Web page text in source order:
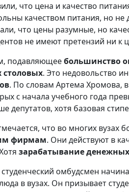
что цена и качество
качеством питания, но
что цены разумные, но
не имеют претензий ни к
подавляющеебольшинство
столовых. Это недовольство
. По словам Артема Хромова,
с начала учебного года
депутатов, хотя базовая
что во многих вузах
фирмам. Они действуют в
зарабатывание
студенческий омбудсмен
в вузах. Он призывает